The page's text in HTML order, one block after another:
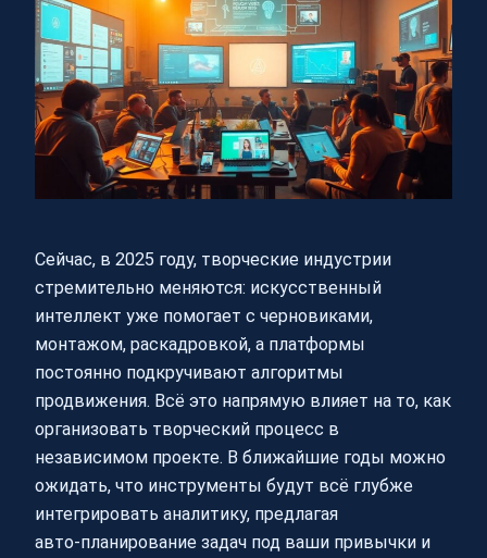
Сейчас, в 2025 году, творческие индустрии
стремительно меняются: искусственный
интеллект уже помогает с черновиками,
монтажом, раскадровкой, а платформы
постоянно подкручивают алгоритмы
продвижения. Всё это напрямую влияет на то, как
организовать творческий процесс в
независимом проекте. В ближайшие годы можно
ожидать, что инструменты будут всё глубже
интегрировать аналитику, предлагая
авто‑планирование задач под ваши привычки и